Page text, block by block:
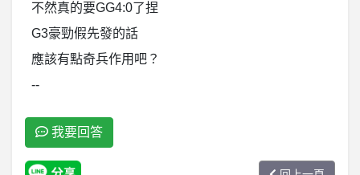
不然真的要GG4:0了捏
G3豪勁假先發的話
應該有點奇兵作用吧？
--
我要回答